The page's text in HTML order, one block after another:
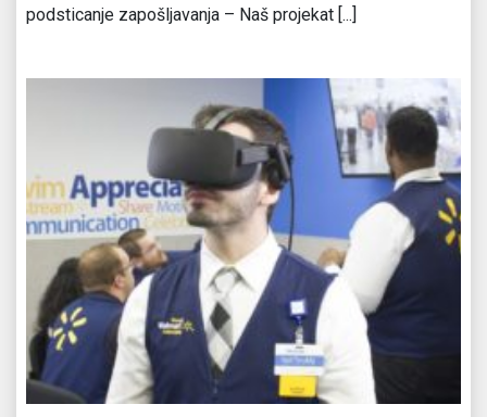
podsticanje zapošljavanja – Naš projekat [...]